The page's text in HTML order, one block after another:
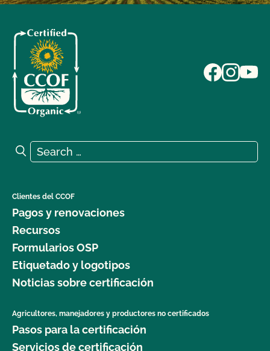
Search for:
Search
Clientes del CCOF
Pagos y renovaciones
Recursos
Formularios OSP
Etiquetado y logotipos
Noticias sobre certificación
Agricultores, manejadores y productores no certificados
Pasos para la certificación
Servicios de certificación